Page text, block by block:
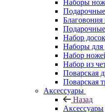
Наборы
Набор досок
Наборы для
Набор
Набор из
Поварская
Поварская
Аксессуары
Назад
Аксессуары